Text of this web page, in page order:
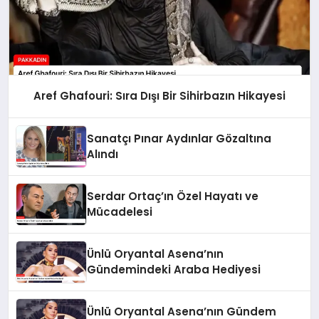
Aref Ghafouri: Sıra Dışı Bir Sihirbazın Hikayesi
Sanatçı Pınar Aydınlar Gözaltına
Alındı
Serdar Ortaç’ın Özel Hayatı ve
Mücadelesi
Ünlü Oryantal Asena’nın
Gündemindeki Araba Hediyesi
Ünlü Oryantal Asena’nın Gündem